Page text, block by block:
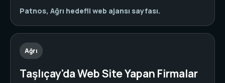
Patnos, Ağrı hedefli web ajansı sayfası.
Ağrı
Taşlıçay'da Web Site Yapan Firmalar